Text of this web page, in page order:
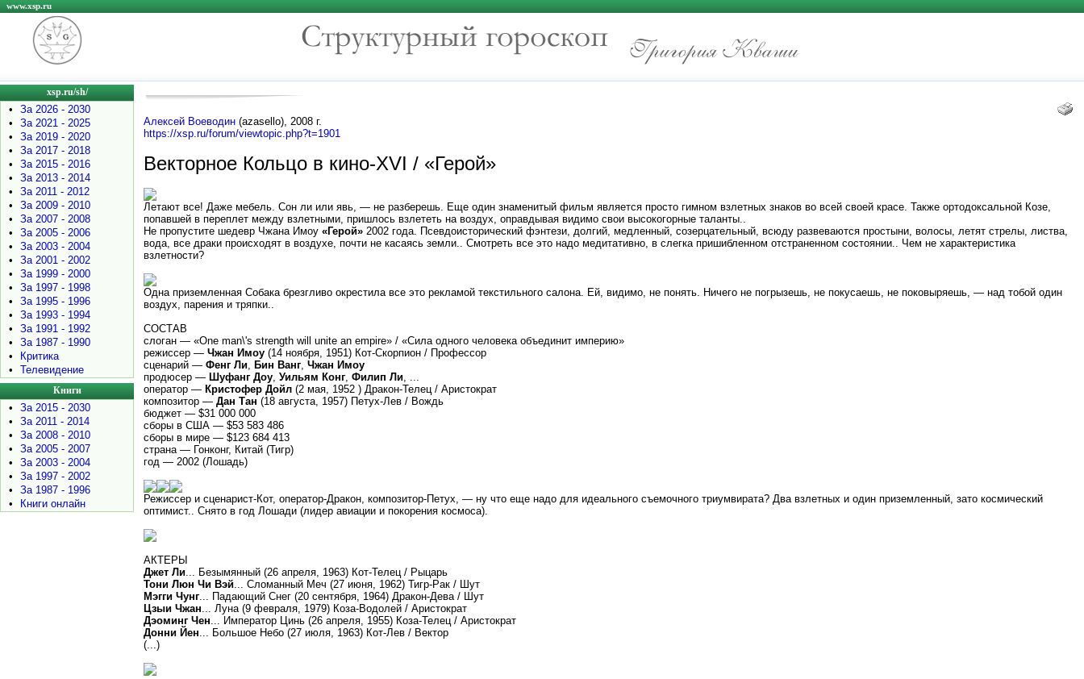
www.xsp.ru
xsp.ru/sh/
•
За 2026 - 2030
•
За 2021 - 2025
•
За 2019 - 2020
•
За 2017 - 2018
•
За 2015 - 2016
•
За 2013 - 2014
•
За 2011 - 2012
•
За 2009 - 2010
•
За 2007 - 2008
•
За 2005 - 2006
•
За 2003 - 2004
•
За 2001 - 2002
•
За 1999 - 2000
•
За 1997 - 1998
•
За 1995 - 1996
•
За 1993 - 1994
•
За 1991 - 1992
•
За 1987 - 1990
•
Критика
•
Телевидение
Книги
•
За 2015 - 2030
•
За 2011 - 2014
•
За 2008 - 2010
•
За 2005 - 2007
•
За 2003 - 2004
•
За 1997 - 2002
•
За 1987 - 1996
•
Книги онлайн
Алексей Воеводин (azasello), 2008 г.
https://xsp.ru/forum/viewtopic.php?t=1901
Векторное Кольцо в кино-XVI / «Герой»
Летают все! Даже мебель. Сон ли или явь, — не разберешь. Еще один знаменитый фильм является просто гимном взлетных знаков во всей своей красе. Также ортодоксальной Козе,
попавшей в переплет между взлетными, пришлось взлететь на воздух, оправдывая видимо свои высокогорные таланты..
Не пропустите шедевр Чжана Имоу «Герой» 2002 года. Псевдоисторический фэнтези, долгий, медленный, созерцательный, всюду развеваются простыни, волосы, летят стрелы, листва,
вода, все драки происходят в воздухе, почти не касаясь земли.. Смотреть все это надо медитативно, в слегка пришибленном отстраненном состоянии.. Чем не характеристика
взлетности?
Одна приземленная Собака брезгливо окрестила все это рекламой текстильного салона. Ей, видимо, не понять. Ничего не погрызешь, не покусаешь, не поковыряешь, — над тобой один
воздух, парения и тряпки..
СОСТАВ
слоган — «One man\'s strength will unite an empire» / «Сила одного человека объединит империю»
режиссер — Чжан Имоу (14 ноября, 1951) Кот-Скорпион / Профессор
сценарий — Фенг Ли, Бин Ванг, Чжан Имоу
продюсер — Шуфанг Доу, Уильям Конг, Филип Ли, ...
оператор — Кристофер Дойл (2 мая, 1952 ) Дракон-Телец / Аристократ
композитор — Дан Тан (18 августа, 1957) Петух-Лев / Вождь
бюджет — $31 000 000
сборы в США — $53 583 486
сборы в мире — $123 684 413
страна — Гонконг, Китай (Тигр)
год — 2002 (Лошадь)
Режиссер и сценарист-Кот, оператор-Дракон, композитор-Петух, — ну что еще надо для идеального съемочного триумвирата? Два взлетных и один приземленный, зато космический
оптимист.. Снято в год Лошади (лидер авиации и покорения космоса).
АКТЕРЫ
Джет Ли... Безымянный (26 апреля, 1963) Кот-Телец / Рыцарь
Тони Люн Чи Вэй... Сломанный Меч (27 июня, 1962) Тигр-Рак / Шут
Мэгги Чунг... Падающий Снег (20 сентября, 1964) Дракон-Дева / Шут
Цзыи Чжан... Луна (9 февраля, 1979) Коза-Водолей / Аристократ
Дэоминг Чен... Император Цинь (26 апреля, 1955) Коза-Телец / Аристократ
Донни Йен... Большое Небо (27 июля, 1963) Кот-Лев / Вектор
(...)